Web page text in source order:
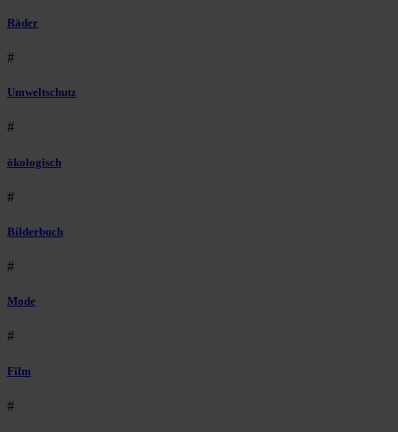
Räder
#
Umweltschutz
#
ökologisch
#
Bilderbuch
#
Mode
#
Film
#